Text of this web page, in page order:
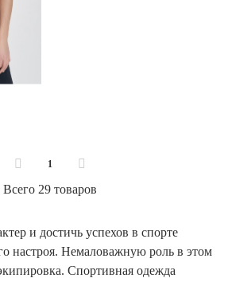
1
Всего 29 товаров
и достичь успехов в спорте
настроя. Немаловажную роль в этом
Спортивная одежда